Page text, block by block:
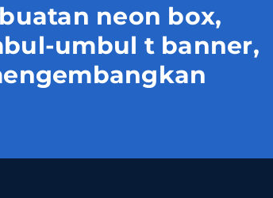
neon box,
umbul t banner,